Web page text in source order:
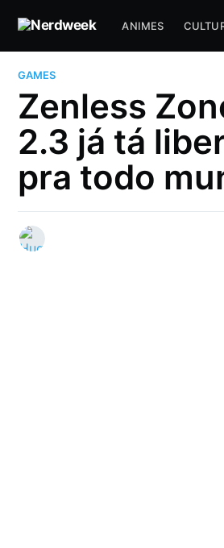
ANIMES
GAMES
Zenless
2.3 já tá
pra todo